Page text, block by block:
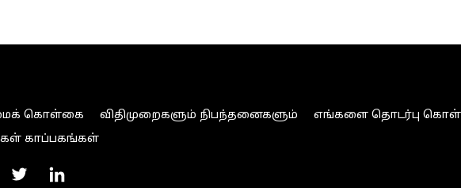
கொள்கை விதிமுறைகளும் நிபந்தனைகளும் எங்களை தொடர்பு
காப்பகங்கள்